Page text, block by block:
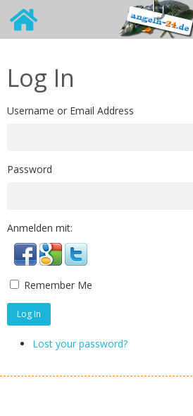
Log In
Username or Email Address
Password
Anmelden mit:
Remember Me
Log In
Lost your password?